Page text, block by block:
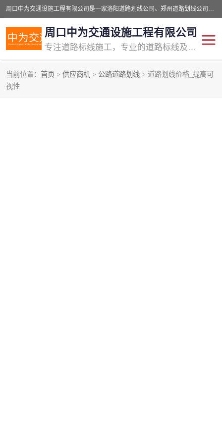
周口中为交通设施工程有限公司是一家洛阳道路划线公司、郑州道路划线公司、平顶山道路车位划线公司、开封车位划线公司、许昌道路车位划线公司、漯河道路车位划线公司，公司始终坚持“诚信、匠心、专注”的宗旨；我们的经营理念是：的服务。
周口中为交通设施工程有限公司
专注道路标线施工，专业的道路标线及交通设施施工服务商!
当前位置： 首页 > 供应商机 > 公路道路划线 > 道路划线价格_提高可
视性